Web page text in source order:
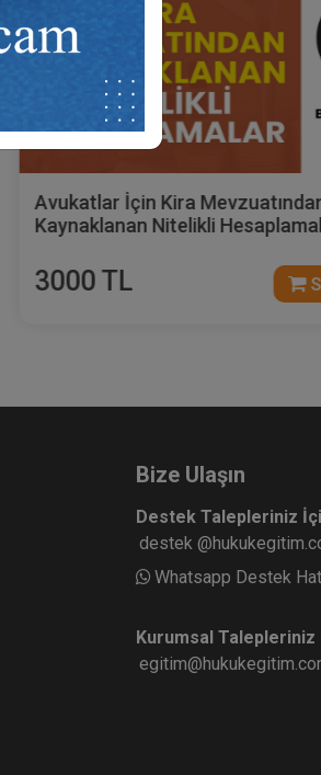
Avukatlar İçin Kira
Kaynaklanan Nitelikli
3000 TL
Bize Ulaşın
Destek Talepleriniz
destek
Whatsapp Destek
Kurumsal Talepleriniz